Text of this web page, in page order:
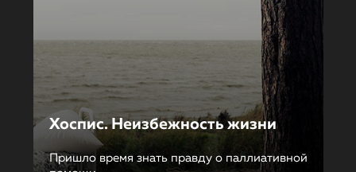
Хоспис. Неизбежность жизни
Пришло время знать правду о паллиативной